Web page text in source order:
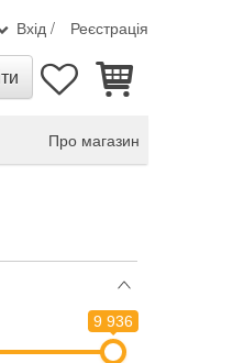
Вхід / Реєстрація
Про магазин
9 936